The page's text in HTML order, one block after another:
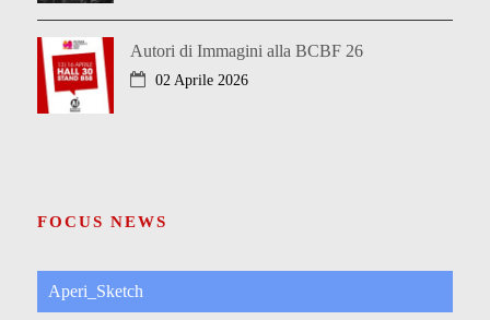
Autori di Immagini alla BCBF 26
02 Aprile 2026
FOCUS NEWS
Aperi_Sketch